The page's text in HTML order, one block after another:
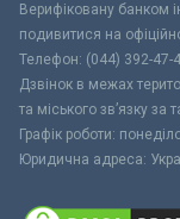
Верифіковану банком
подивитися на
Телефон: (044) 392-47-
Дзвінок в межах
та міського зв’язку за
Графік роботи:
Юридична адреса: